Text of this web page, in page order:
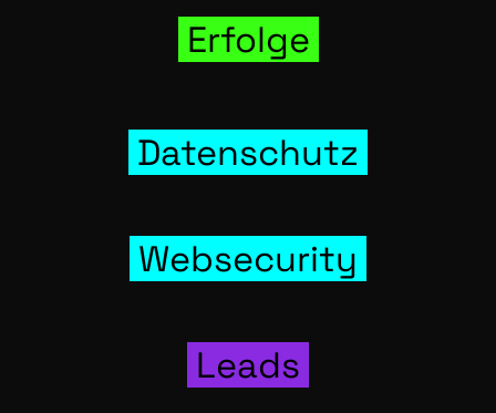
Erfol­ge
Daten­schutz
Web­se­cu­ri­ty
Leads